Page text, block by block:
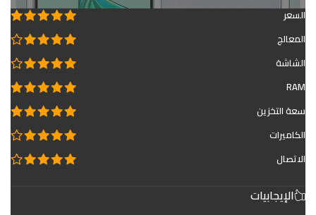
السعر
المعالج
الشاشة
RAM
سعة التخزين
الكاميرات
الاتصال
الإيجابيات